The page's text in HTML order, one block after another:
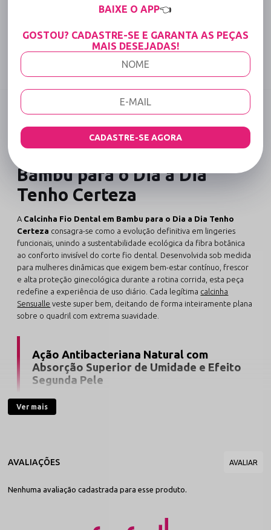
15% OFF para Compras Acima de R$400,00 (Varejo)
Tabela de medidas
Compartilhe:
Calcinha Fio Dental em
Bambu para o Dia a Dia
Tenho Certeza
A Calcinha Fio Dental em Bambu para o Dia a Dia Tenho
Certeza consagra-se como a evolução definitiva em lingeries
funcionais, unindo a sustentabilidade ecológica da fibra botânica
ao conforto invisível do corte fio dental. Desenvolvida sob medida
para mulheres dinâmicas que exigem bem-estar contínuo, frescor
e alta proteção ginecológica durante a rotina corrida, esta peça
redefine a experiência de uso diário. Cada legítima calcinha
Sensualle veste super bem, deitando de forma inteiramente plana
sobre o quadril com extrema suavidade.
Ação Antibacteriana Natural com
Absorção Superior de Umidade e Efeito
Segunda Pele
O grande trunfo tecnológico e fisiológico deste modelo
reside nas propriedades intrínsecas da sua matéria-prima
evitar o abafamento íntimo. Com acabamentos ultrafinos
nas bordas, ela desaparece por completo sob roupas justas
**ajuste perfeito no corpo** com excelente elasticidade.
Ver mais
Nenhuma avaliação cadastrada para esse produto.
BAIXE O APP👈
GOSTOU? CADASTRE-SE E GARANTA AS PEÇAS
MAIS DESEJADAS!
CADASTRE-SE AGORA